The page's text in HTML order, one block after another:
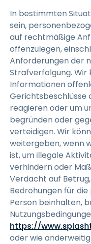
In bestimmten
sein,
auf rechtmäßige
offenzulegen,
Anforderungen der
Strafverfolgung. Wir
Informationen
Gerichtsbeschlüsse
reagieren oder um
begründen oder
verteidigen. Wir
weitergeben, wenn
ist, um illegale
verhindern oder
Verdacht auf
Bedrohungen für
Person beinhalten,
https://
oder wie